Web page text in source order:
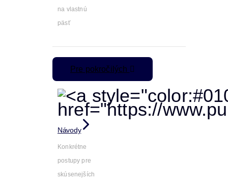
na vlastnú
päsť
Pre pokročilých
Návody
Konkrétne
postupy pre
skúsenejších